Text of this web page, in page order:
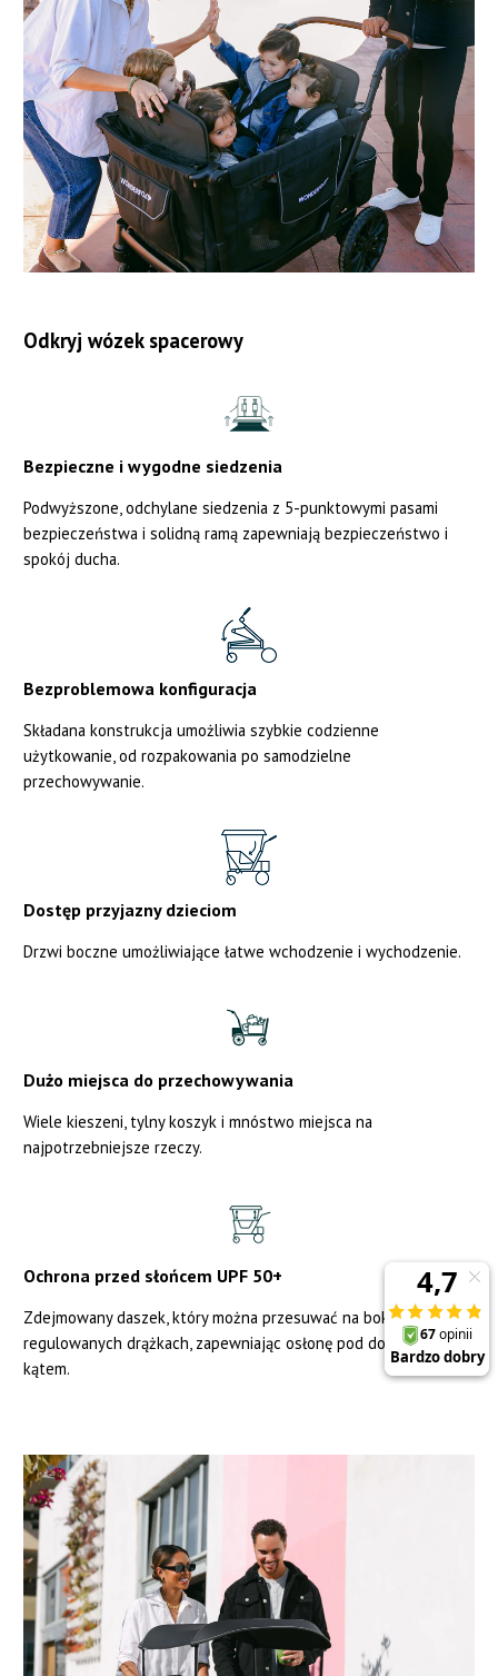
Odkryj wózek spacerowy
Bezpieczne i wygodne siedzenia
Podwyższone, odchylane siedzenia z 5-punktowymi pasami
bezpieczeństwa i solidną ramą zapewniają bezpieczeństwo i
spokój ducha.
Bezproblemowa konfiguracja
Składana konstrukcja umożliwia szybkie codzienne
użytkowanie, od rozpakowania po samodzielne
przechowywanie.
Dostęp przyjazny dzieciom
Drzwi boczne umożliwiające łatwe wchodzenie i wychodzenie.
Dużo miejsca do przechowywania
Wiele kieszeni, tylny koszyk i mnóstwo miejsca na
najpotrzebniejsze rzeczy.
Ochrona przed słońcem UPF 50+
Zdejmowany daszek, który można przesuwać na boki na
regulowanych drążkach, zapewniając osłonę pod dowolnym
kątem.